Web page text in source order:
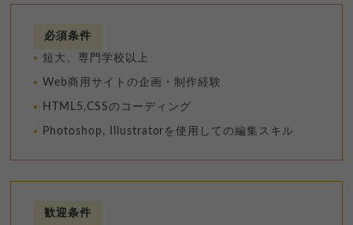
必須条件
短大、専門学校以上
Web商用サイトの企画・制作経験
HTML5,CSSのコーディング
Photoshop, Illustratorを使用しての編集スキル
歓迎条件